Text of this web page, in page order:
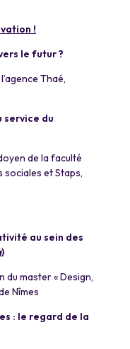
!
le futur ?
Thaé,
service du
de la faculté
sociales et Staps,
au sein des
)
du master « Design,
Nîmes
: le regard de la